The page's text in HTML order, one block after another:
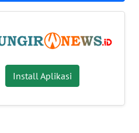
Install Aplikasi